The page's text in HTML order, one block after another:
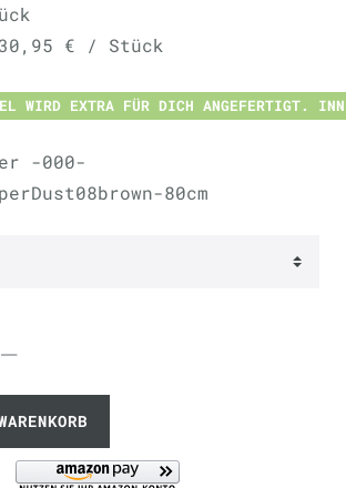
€ / Stück
WIRD EXTRA FÜR DICH ANGEFERTIGT.
-000-
80cm